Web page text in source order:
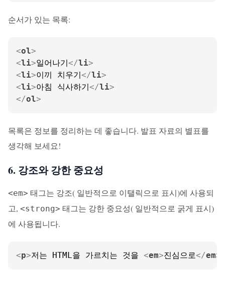
순서가 있는 목록:
<ol>
<li>일어나기</li>
<li>이끼 치우기</li>
<li>아침 식사하기</li>
</ol>
목록은 정보를 정리하는 데 좋습니다. 발표 자료의 별표를
생각해 보세요!
6. 강조와 강한 중요성
<em> 태그는 강조( 일반적으로 이탤릭으로 표시)에 사용되
고, <strong> 태그는 강한 중요성( 일반적으로 굵게 표시)
에 사용됩니다.
<p>저는 HTML을 가르치는 것을 <em>진심으로</em>